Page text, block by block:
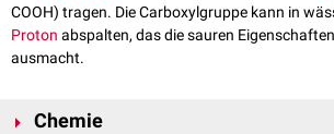
COOH) tragen. Die Carboxylgruppe kann in
Proton abspalten, das die sauren
ausmacht.
Chemie